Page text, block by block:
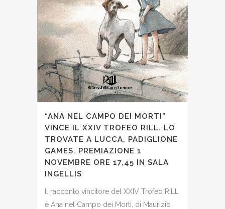
“ANA NEL CAMPO DEI MORTI”
VINCE IL XXIV TROFEO RILL. LO
TROVATE A LUCCA, PADIGLIONE
GAMES. PREMIAZIONE 1
NOVEMBRE ORE 17,45 IN SALA
INGELLIS
Il racconto vincitore del XXIV Trofeo RiLL
è Ana nel Campo dei Morti, di Maurizio